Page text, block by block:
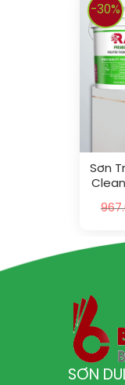
-30%
Sơn
SƠN